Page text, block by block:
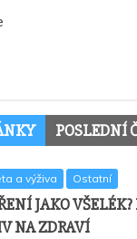
POSLEDNÍ
a výživa Ostatní
JAKO
NA ZDRAVÍ